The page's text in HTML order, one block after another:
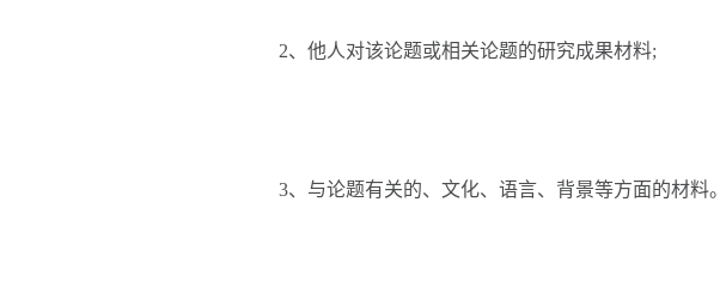
2、他人对该论题或相关论题的研究成果材料;
3、与论题有关的、文化、语言、背景等方面的材料。